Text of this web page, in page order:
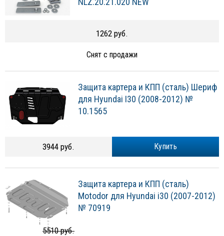
1262 руб.
Снят с продажи
Защита картера и КПП (сталь) Шериф
для Hyundai I30 (2008-2012) №
10.1565
Купить
3944 руб.
Защита картера и КПП (сталь)
Motodor для Hyundai i30 (2007-2012)
№ 70919
5510 руб.